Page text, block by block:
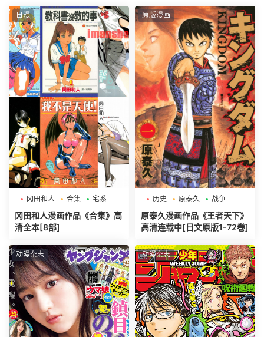
日漫
冈田和人 合集 宅系
冈田和人漫画作品《合集》高
清全本[8部]
原版漫画
历史 原泰久 战争
原泰久漫画作品《王者天下》
高清连载中[日文原版1-72巻]
动漫杂志 动漫杂志